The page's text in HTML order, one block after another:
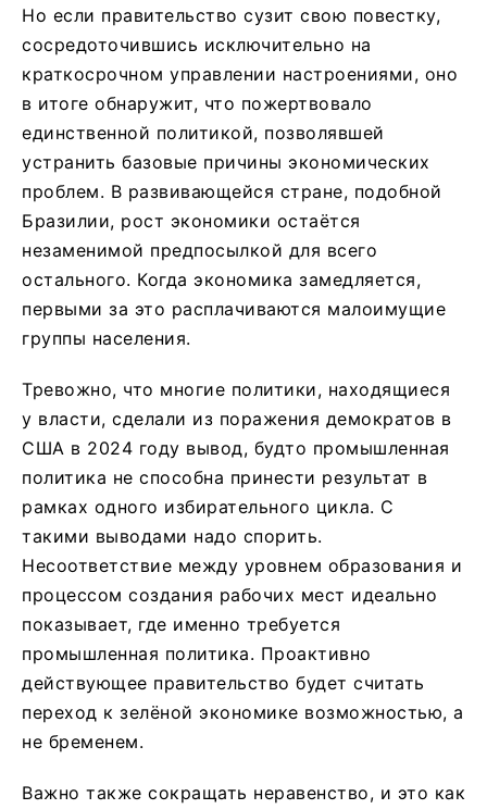
Но если правительство сузит свою повестку,
сосредоточившись исключительно на
краткосрочном управлении настроениями, оно
в итоге обнаружит, что пожертвовало
единственной политикой, позволявшей
устранить базовые причины экономических
проблем. В развивающейся стране, подобной
Бразилии, рост экономики остаётся
незаменимой предпосылкой для всего
остального. Когда экономика замедляется,
первыми за это расплачиваются малоимущие
группы населения.
Тревожно, что многие политики, находящиеся
у власти, сделали из поражения демократов в
США в 2024 году вывод, будто промышленная
политика не способна принести результат в
рамках одного избирательного цикла. С
такими выводами надо спорить.
Несоответствие между уровнем образования и
процессом создания рабочих мест идеально
показывает, где именно требуется
промышленная политика. Проактивно
действующее правительство будет считать
переход к зелёной экономике возможностью, а
не бременем.
Важно также сокращать неравенство, и это как